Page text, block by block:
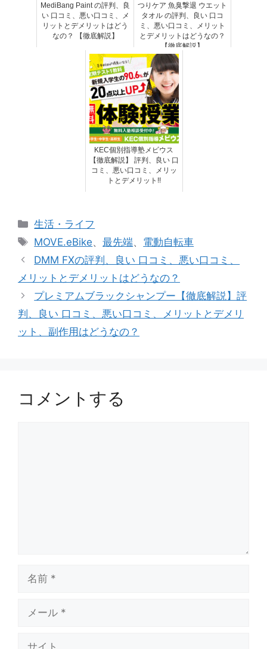
MediBang Paint の評判、良
い 口コミ、悪い口コミ、メ
リットとデメリットはどう
なの？ 【徹底解説】
つりケア 魚臭撃退 ウエット
タオル の評判、良い 口コ
ミ、悪い口コミ、メリット
とデメリットはどうなの？
【徹底解説】
KEC個別指導塾メビウス
【徹底解説】 評判、良い 口
コミ、悪い口コミ、メリッ
トとデメリット!!
カ
テ
リ
ー
生活・ライフ
タ
グ
MOVE.eBike、最先端、 電動自転車
DMM FXの評判、良い 口コミ、悪い口コミ、
メリットとデメリットはどうなの？
プレミアムブラックシャンプー【徹底解説】評
判、良い 口コミ、悪い口コミ、メリットとデメリ
ット、副作用はどうなの？
コメントする